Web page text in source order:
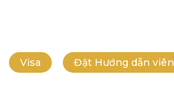
Visa Đặt Hướng dẫn viên